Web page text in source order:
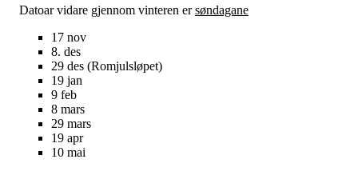
Datoar vidare gjennom vinteren ersøndagane
17 nov
8. des
29 des (Romjulsløpet)
19 jan
9 feb
8 mars
29 mars
19 apr
10 mai